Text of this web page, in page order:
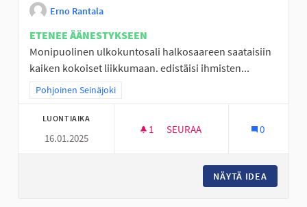
Erno Rantala
ETENEE ÄÄNESTYKSEEN
Monipuolinen ulkokuntosali halkosaareen saataisiin
kaiken kokoiset liikkumaan. edistäisi ihmisten...
Rajaa tulokset teeman mukaan: Pohjoinen Seinäjoki
Pohjoinen Seinäjoki
LUONTIAIKA
16.01.2025
1 1 SEURAAJA
SEURAA 0
NÄYTÄ IDEA